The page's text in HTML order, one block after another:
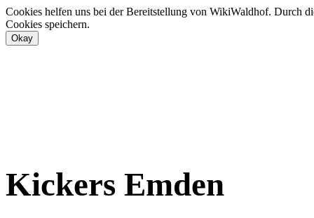
Cookies helfen uns bei der Bereitstellung von WikiWaldhof. Durch
Cookies speichern.
Kickers Emden